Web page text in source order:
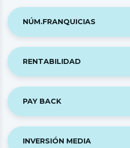
NÚM.FRANQUICIAS
RENTABILIDAD
PAY BACK
INVERSIÓN MEDIA